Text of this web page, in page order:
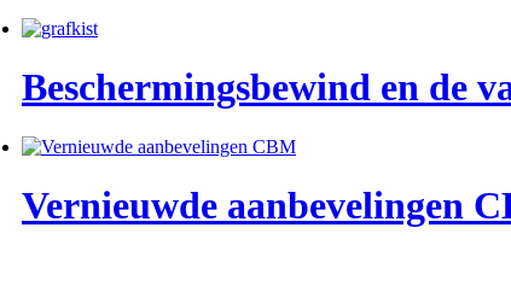
Beschermingsbewind en de
Vernieuwde aanbevelingen